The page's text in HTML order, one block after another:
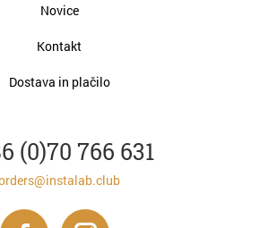
Novice
Kontakt
Dostava in plačilo
(0)70 766 631